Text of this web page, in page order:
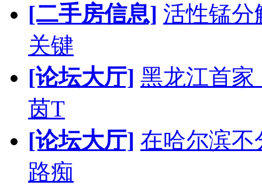
[二手房信息] 活性锰分
关键
[论坛大厅] 黑龙江首家
茵T
[论坛大厅] 在哈尔滨不
路痴